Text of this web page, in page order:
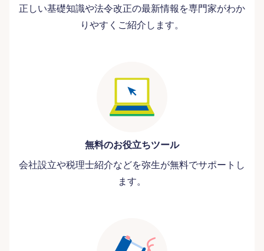
正しい基礎知識や法令改正の最新情報を専門家がわか
りやすくご紹介します。
無料のお役立ちツール
会社設立や税理士紹介などを弥生が無料でサポートし
ます。